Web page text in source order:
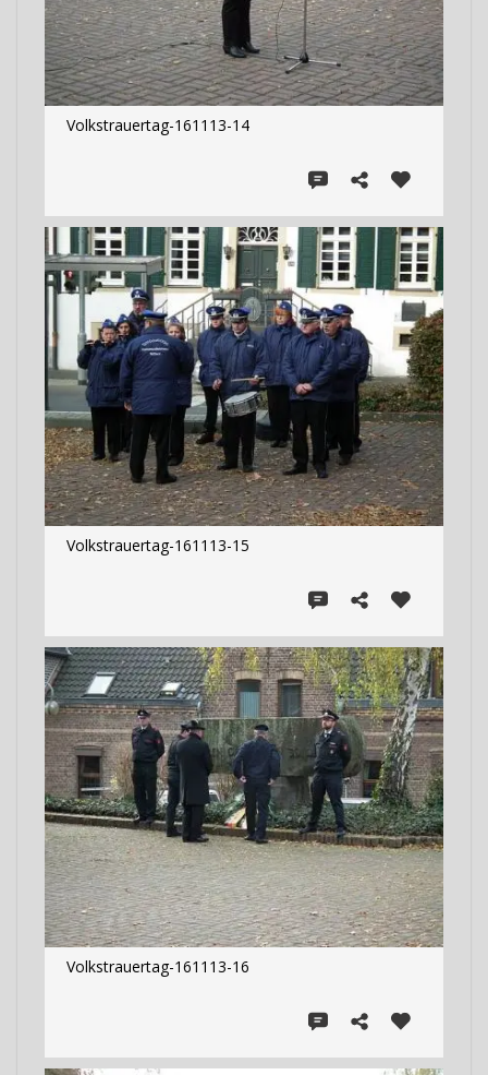
Volkstrauertag-161113-14
Volkstrauertag-161113-15
Volkstrauertag-161113-16